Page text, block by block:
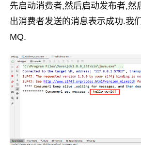
先启动消费者,然后启动发布者,然
出消费者发送的消息表示成功.我
MQ.